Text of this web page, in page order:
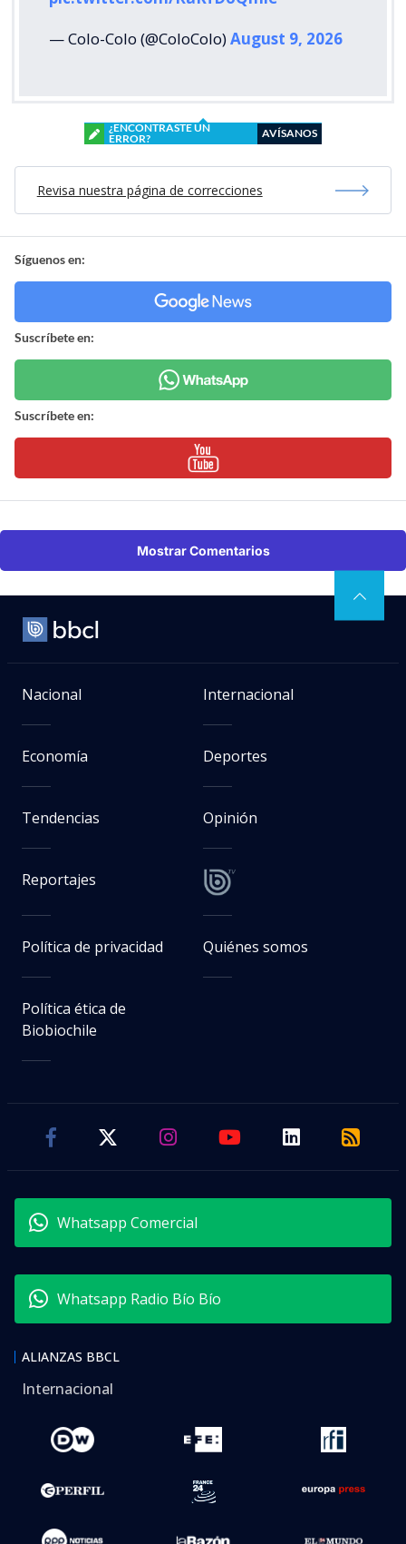
— Colo-Colo (@ColoColo)August 9, 2026
¿ENCONTRASTE UN
ERROR?
AVÍSANOS
Revisa nuestra página de correcciones
Síguenos en:
Suscríbete en:
Suscríbete en:
Mostrar Comentarios
Nacional Internacional
Economía Deportes
Tendencias Opinión
Reportajes
Política de privacidad Quiénes somos
Política ética de
Biobiochile
Whatsapp Comercial
Whatsapp Radio Bío Bío
ALIANZAS BBCL
Internacional